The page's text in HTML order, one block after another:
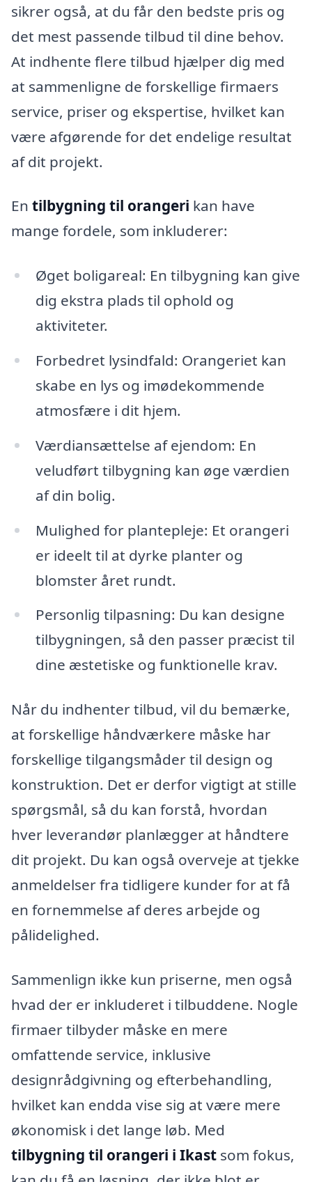
sikrer også, at du får den bedste pris og
det mest passende tilbud til dine behov.
At indhente flere tilbud hjælper dig med
at sammenligne de forskellige firmaers
service, priser og ekspertise, hvilket kan
være afgørende for det endelige resultat
af dit projekt.
En tilbygning til orangeri kan have
mange fordele, som inkluderer:
Øget boligareal: En tilbygning kan give
dig ekstra plads til ophold og
aktiviteter.
Forbedret lysindfald: Orangeriet kan
skabe en lys og imødekommende
atmosfære i dit hjem.
Værdiansættelse af ejendom: En
veludført tilbygning kan øge værdien
af din bolig.
Mulighed for plantepleje: Et orangeri
er ideelt til at dyrke planter og
blomster året rundt.
Personlig tilpasning: Du kan designe
tilbygningen, så den passer præcist til
dine æstetiske og funktionelle krav.
Når du indhenter tilbud, vil du bemærke,
at forskellige håndværkere måske har
forskellige tilgangsmåder til design og
konstruktion. Det er derfor vigtigt at stille
spørgsmål, så du kan forstå, hvordan
hver leverandør planlægger at håndtere
dit projekt. Du kan også overveje at tjekke
anmeldelser fra tidligere kunder for at få
en fornemmelse af deres arbejde og
pålidelighed.
Sammenlign ikke kun priserne, men også
hvad der er inkluderet i tilbuddene. Nogle
firmaer tilbyder måske en mere
omfattende service, inklusive
designrådgivning og efterbehandling,
hvilket kan endda vise sig at være mere
økonomisk i det lange løb. Med
tilbygning til orangeri i Ikast som fokus,